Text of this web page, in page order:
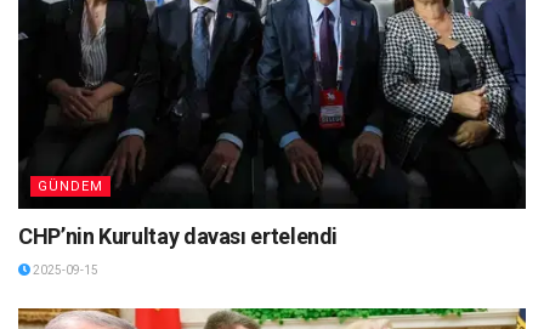
GÜNDEM
CHP’nin Kurultay davası ertelendi
2025-09-15